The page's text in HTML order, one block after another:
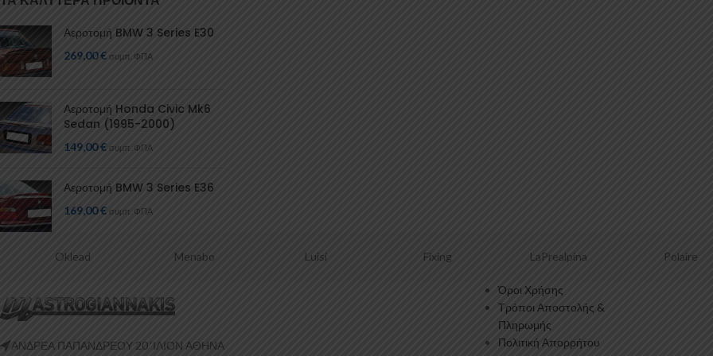
Αεροτομή BMW 3 Series E30
269,00€ συμπ. ΦΠΑ
Αεροτομή Honda Civic Mk6
Sedan (1995-2000)
149,00€ συμπ. ΦΠΑ
Αεροτομή BMW 3 Series E36
169,00€ συμπ. ΦΠΑ
Oklead Menabo Luisi Fixing LaPrealpina Polaire
ΑΝΔΡΕΑ ΠΑΠΑΝΔΡΕΟΥ 20 ‘ΙΛΙΟΝ ΑΘΗΝΑ
Όροι Χρήσης
Τρόποι Αποστολής &
Πληρωμής
Πολιτική Απορρήτου